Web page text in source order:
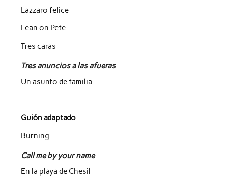
Lazzaro felice
Lean on Pete
Tres caras
Tres anuncios a las afueras
Un asunto de familia
Guión adaptado
Burning
Call me by your name
En la playa de Chesil